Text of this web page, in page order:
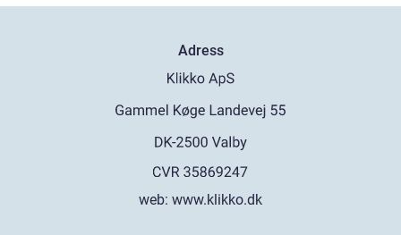
Adress
web: www.klikko.dk